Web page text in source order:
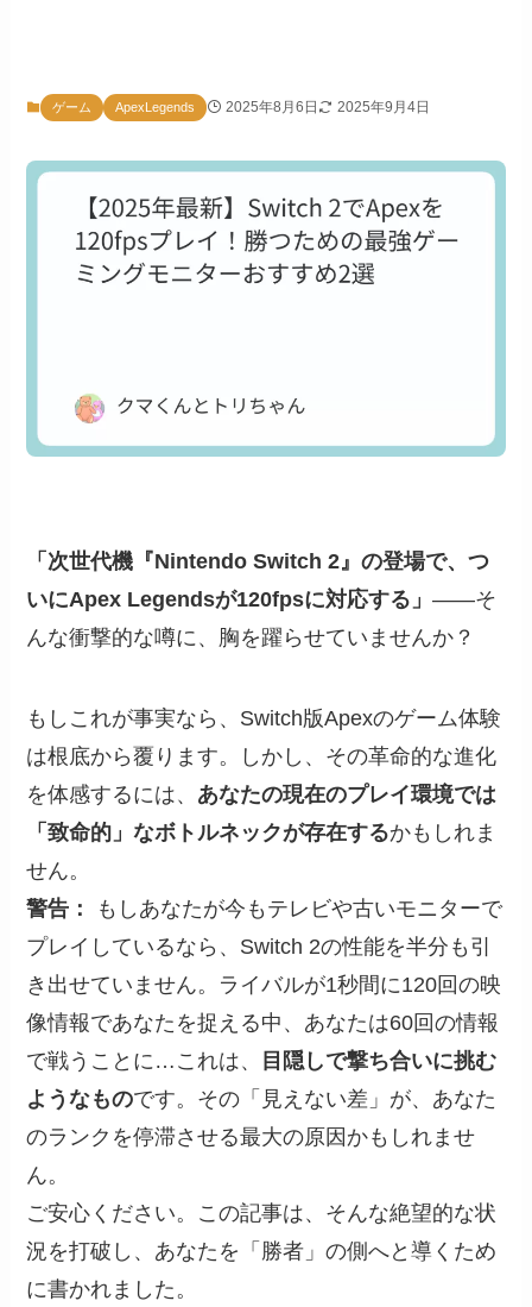
ゲーム ApexLegends 2025年8月6日 2025年9月4日
「次世代機『Nintendo Switch 2』の登場で、つ
いにApex Legendsが120fpsに対応する」——そ
んな衝撃的な噂に、胸を躍らせていませんか？
もしこれが事実なら、Switch版Apexのゲーム体験
は根底から覆ります。しかし、その革命的な進化
を体感するには、 あなたの現在のプレイ環境では
「致命的」なボトルネックが存在するかもしれま
せん。
警告：
もしあなたが今もテレビや古いモニターで
プレイしているなら、Switch 2の性能を半分も引
き出せていません。ライバルが1秒間に120回の映
像情報であなたを捉える中、あなたは60回の情報
で戦うことに…これは、
目隠しで撃ち合いに挑む
ようなものです。その「見えない差」が、あなた
のランクを停滞させる最大の原因かもしれませ
ん。
ご安心ください。この記事は、そんな絶望的な状
況を打破し、あなたを「勝者」の側へと導くため
に書かれました。